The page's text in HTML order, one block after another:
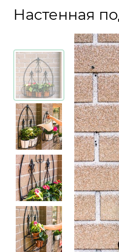
Настенная